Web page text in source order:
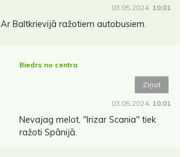
03.05.2024. 10:01
Ar Baltkrievijā ražotiem autobusiem.
Biedrs no centra
Ziņot
03.05.2024. 10:01
Nevajag melot, ''Irizar Scania'' tiek
ražoti Spānijā.